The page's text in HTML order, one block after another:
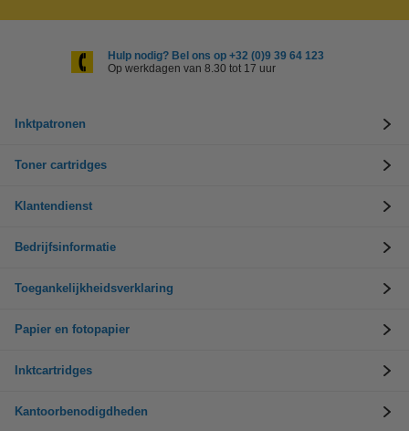
Hulp nodig? Bel ons op +32 (0)9 39 64 123
Op werkdagen van 8.30 tot 17 uur
Inktpatronen
Toner cartridges
Klantendienst
Bedrijfsinformatie
Toegankelijkheidsverklaring
Papier en fotopapier
Inktcartridges
Kantoorbenodigdheden